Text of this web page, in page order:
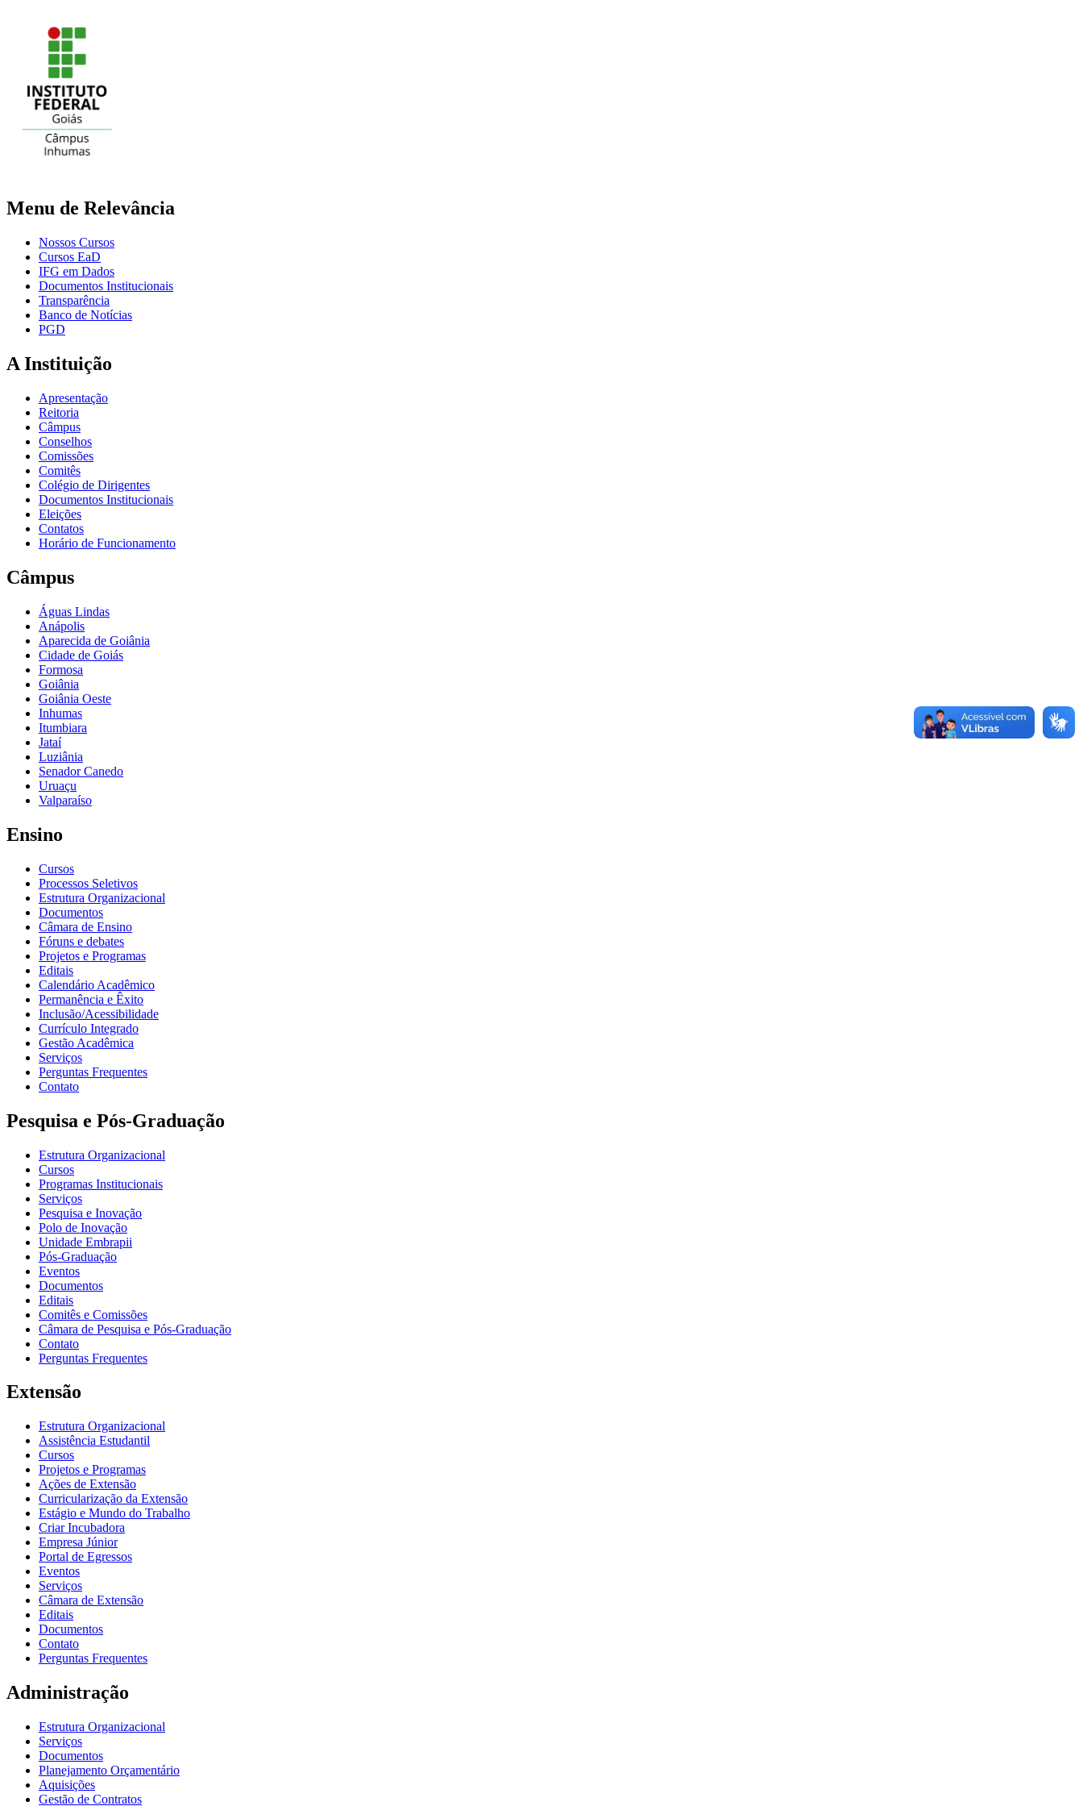
Menu de Relevância
Nossos Cursos
Cursos EaD
IFG em Dados
Documentos Institucionais
Transparência
Banco de Notícias
PGD
A Instituição
Apresentação
Reitoria
Câmpus
Conselhos
Comissões
Comitês
Colégio de Dirigentes
Documentos Institucionais
Eleições
Contatos
Horário de Funcionamento
Câmpus
Águas Lindas
Anápolis
Aparecida de Goiânia
Cidade de Goiás
Formosa
Goiânia
Goiânia Oeste
Inhumas
Itumbiara
Jataí
Luziânia
Senador Canedo
Uruaçu
Valparaíso
Ensino
Cursos
Processos Seletivos
Estrutura Organizacional
Documentos
Câmara de Ensino
Fóruns e debates
Projetos e Programas
Editais
Calendário Acadêmico
Permanência e Êxito
Inclusão/Acessibilidade
Currículo Integrado
Gestão Acadêmica
Serviços
Perguntas Frequentes
Contato
Pesquisa e Pós-Graduação
Estrutura Organizacional
Cursos
Programas Institucionais
Serviços
Pesquisa e Inovação
Polo de Inovação
Unidade Embrapii
Pós-Graduação
Eventos
Documentos
Editais
Comitês e Comissões
Câmara de Pesquisa e Pós-Graduação
Contato
Perguntas Frequentes
Extensão
Estrutura Organizacional
Assistência Estudantil
Cursos
Projetos e Programas
Ações de Extensão
Curricularização da Extensão
Estágio e Mundo do Trabalho
Criar Incubadora
Empresa Júnior
Portal de Egressos
Eventos
Serviços
Câmara de Extensão
Editais
Documentos
Contato
Perguntas Frequentes
Administração
Estrutura Organizacional
Serviços
Documentos
Planejamento Orçamentário
Aquisições
Gestão de Contratos